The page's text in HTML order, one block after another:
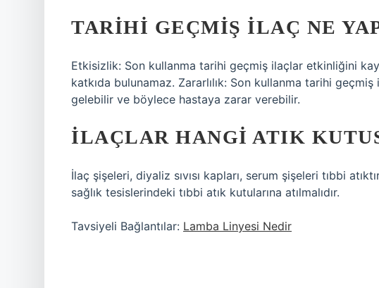
TARIHI GEÇMIŞ ILAÇ NE
Etkisizlik: Son kullanma tarihi geçmiş ilaçlar etkinliğini
katkıda bulunamaz. Zararlılık: Son kullanma tarihi
gelebilir ve böylece hastaya zarar verebilir.
İLAÇLAR HANGI ATIK
İlaç şişeleri, diyaliz sıvısı kapları, serum şişeleri tıbbi
sağlık tesislerindeki tıbbi atık kutularına atılmalıdır.
Tavsiyeli Bağlantılar: Lamba Linyesi Nedir